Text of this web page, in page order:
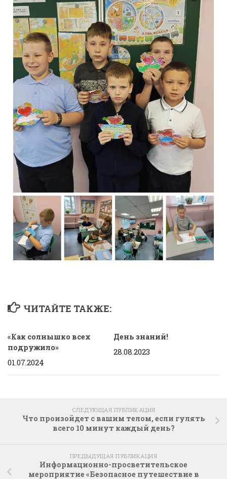
ЧИТАЙТЕ ТАКЖЕ:
«Как солнышко всех
подружило»
01.07.2024
День знаний!
28.08.2023
СЛЕДУЮЩАЯ ПУБЛИКАЦИЯ
Что произойдет с вашим телом, если гулять
всего 10 минут каждый день?
ПРЕДЫДУЩАЯ ПУБЛИКАЦИЯ
Информационно-просветительское
мероприятие «Безопасное путешествие в